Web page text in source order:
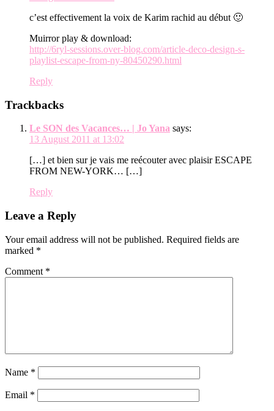
c’est effectivement la voix de Karim rachid au début 🙂
Muirror play & download:
http://6ryl-sessions.over-blog.com/article-deco-design-s-
playlist-escape-from-ny-80450290.html
Reply
Trackbacks
Le SON des Vacances… | Jo Yana says:
13 August 2011 at 13:02
[…] et bien sur je vais me reécouter avec plaisir ESCAPE
FROM NEW-YORK… […]
Reply
Leave a Reply
Your email address will not be published. Required fields are
marked *
Comment *
Name *
Email *